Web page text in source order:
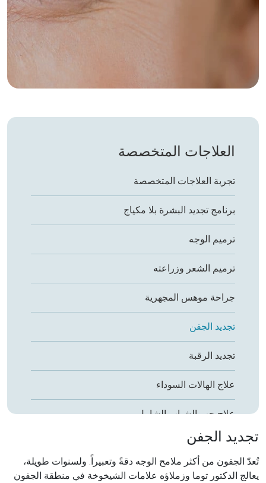
العلاجات المتخصصة
تجربة العلاجات المتخصصة
برنامج تجديد البشرة بلا مكياج
ترميم الوجه
ترميم الشعر وزراعته
جراحة موهس المجهرية
تجديد الجفن
تجديد الرقبة
علاج الهالات السوداء
علاج حب الشباب الشامل
البوتوكس (توكسين البوتولينوم)
مواد التعبئة (Fillers)
تجديد الجفن
تُعدّ الجفون من أكثر ملامح الوجه دقةً وتعبيراً. ولسنوات طويلة،
يعالج الدكتور توما وزملاؤه علامات الشيخوخة في منطقة الجفون